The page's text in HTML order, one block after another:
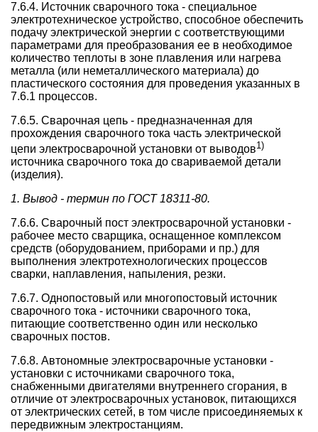
7.6.4. Источник сварочного тока - специальное
электротехническое устройство, способное обеспечить
подачу электрической энергии с соответствующими
параметрами для преобразования ее в необходимое
количество теплоты в зоне плавления или нагрева
металла (или неметаллического материала) до
пластического состояния для проведения указанных в
7.6.1 процессов.
7.6.5. Сварочная цепь - предназначенная для
прохождения сварочного тока часть электрической
цепи электросварочной установки от выводов1)
источника сварочного тока до свариваемой детали
(изделия).
1. Вывод - термин по ГОСТ 18311-80.
7.6.6. Сварочный пост электросварочной установки -
рабочее место сварщика, оснащенное комплексом
средств (оборудованием, приборами и пр.) для
выполнения электротехнологических процессов
сварки, наплавления, напыления, резки.
7.6.7. Однопостовый или многопостовый источник
сварочного тока - источники сварочного тока,
питающие соответственно один или несколько
сварочных постов.
7.6.8. Автономные электросварочные установки -
установки с источниками сварочного тока,
снабженными двигателями внутреннего сгорания, в
отличие от электросварочных установок, питающихся
от электрических сетей, в том числе присоединяемых к
передвижным электростанциям.